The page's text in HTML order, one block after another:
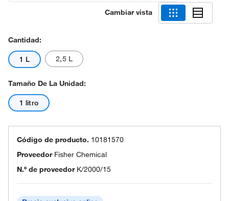
Cambiar vista
Cantidad:
1 L 2,5 L
Tamaño De La Unidad:
1 litro
Código de producto. 10181570
Proveedor Fisher Chemical
N.º de proveedor K/2000/15